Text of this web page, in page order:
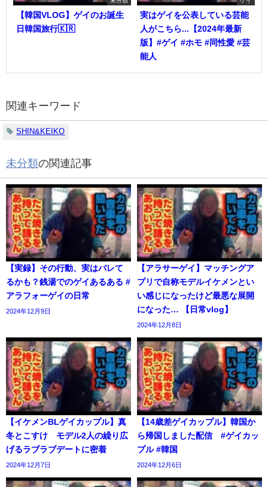
【韓国VLOG】ゲイのお誕生
日韓国旅行🇰🇷
実はゲイを公表している芸能
人がこちら...【2024年最新
版】#ゲイ #ホモ #同性愛 #芸
能人
関連キーワード
SHIN&KEIKO
未分類の関連記事
【実録】その行動、実はバレて
るかも？銭湯でのゲイあるある #
アラフォーゲイの日常
2024年12月9日
【アラサーゲイ】マッチングア
プリで自称モデルイケメンとい
い感じになったけど最悪な展開
になった… 【日常vlog】
2024年12月8日
【イケメンBLゲイカップル】真
冬とこすけ モデル2人の繰り広
げるラブラブデートに密着
2024年12月7日
【14歳差ゲイカップル】韓国か
ら帰国しました配信 #ゲイカッ
プル #韓国
2024年12月6日